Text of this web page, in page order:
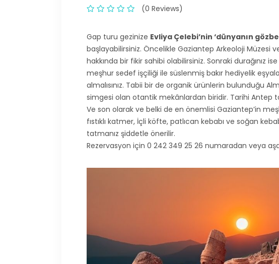
(0 Reviews)
Gap turu gezinize Evliya Çelebi’nin ‘dünyanın
başlayabilirsiniz. Öncelikle Gaziantep Arkeoloji Müzesi
hakkında bir fikir sahibi olabilirsiniz. Sonraki durağınız
meşhur sedef işçiliği ile süslenmiş bakır hediyelik
almalısınız. Tabii bir de organik ürünlerin bulunduğu
simgesi olan otantik mekânlardan biridir. Tarihi Antep
Ve son olarak ve belki de en önemlisi Gaziantep’in
fıstıklı katmer, İçli köfte, patlıcan kebabı ve soğan
tatmanız şiddetle önerilir.
Rezervasyon için 0 242 349 25 26 numaradan veya